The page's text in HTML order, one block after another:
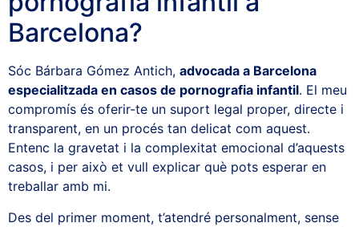
Barcelona?
Sóc Bárbara Gómez Antich, advocada a Barcelona
especialitzada en casos de pornografia infantil. El meu
compromís és oferir-te un suport legal proper, directe i
transparent, en un procés tan delicat com aquest.
Entenc la gravetat i la complexitat emocional d’aquests
casos, i per això et vull explicar què pots esperar en
treballar amb mi.
Des del primer moment, t’atendré personalment, sense